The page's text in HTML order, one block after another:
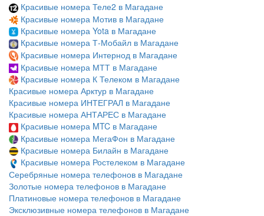
Красивые номера Теле2 в Магадане
Красивые номера Мотив в Магадане
Красивые номера Yota в Магадане
Красивые номера Т-Мобайл в Магадане
Красивые номера Интернод в Магадане
Красивые номера МТТ в Магадане
Красивые номера К Телеком в Магадане
Красивые номера Арктур в Магадане
Красивые номера ИНТЕГРАЛ в Магадане
Красивые номера АНТАРЕС в Магадане
Красивые номера MTC в Магадане
Красивые номера МегаФон в Магадане
Красивые номера Билайн в Магадане
Красивые номера Ростелеком в Магадане
Серебряные номера телефонов в Магадане
Золотые номера телефонов в Магадане
Платиновые номера телефонов в Магадане
Эксклюзивные номера телефонов в Магадане